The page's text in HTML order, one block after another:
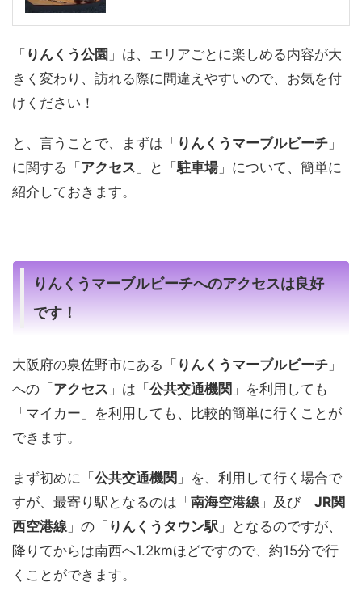
「 りんくう公園 」は、エリアごとに楽しめる内容が大
きく変わり、訪れる際に間違えやすいので、お気を付
けください！
と、言うことで、まずは「 りんくうマーブルビーチ 」
に関する「 アクセス 」と「駐車場」について、簡単に
紹介しておきます。
りんくうマーブルビーチへのアクセスは良好
です！
大阪府の泉佐野市にある「 りんくうマーブルビーチ 」
への「 アクセス 」は「 公共交通機関 」を利用しても
「マイカー」を利用しても、比較的簡単に行くことが
できます。
まず初めに「 公共交通機関 」を、利用して行く場合で
すが、最寄り駅となるのは「 南海空港線 」及び「 JR関
西空港線 」の「 りんくうタウン駅 」となるのですが、
降りてからは南西へ1.2kmほどですので、約15分で行
くことができます。